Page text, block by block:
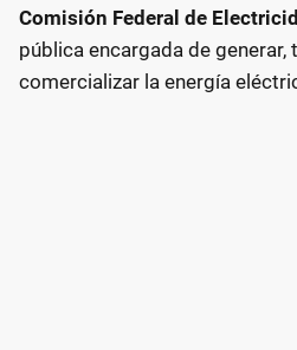
Comisión Federal de
pública encargada de
comercializar la energía